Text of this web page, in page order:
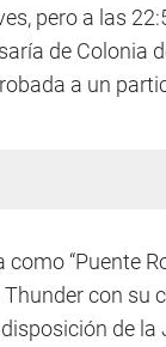
pero a las
de Colonia
a un
“Puente
con su
de